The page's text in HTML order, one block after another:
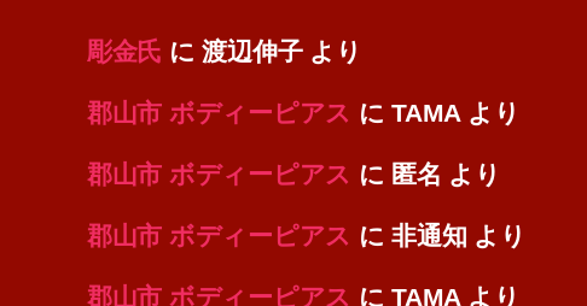
彫金氏 に渡辺伸子より
郡山市 ボディーピアス にTAMA より
郡山市 ボディーピアス に 匿名 より
郡山市 ボディーピアス に非通知 より
郡山市 ボディーピアス にTAMA より